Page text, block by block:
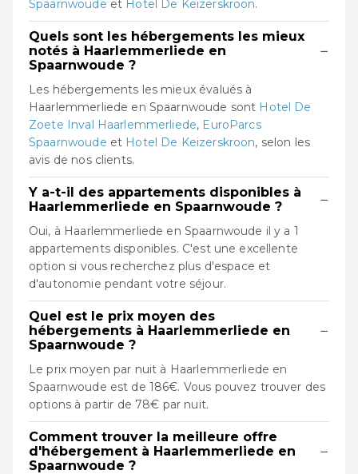
Spaarnwoude et Hotel De Keizerskroon.
Quels sont les hébergements les mieux
notés à Haarlemmerliede en
Spaarnwoude ?
−
Les hébergements les mieux évalués à
Haarlemmerliede en Spaarnwoude sont Hotel De
Zoete Inval Haarlemmerliede, EuroParcs
Spaarnwoude et Hotel De Keizerskroon, selon les
avis de nos clients.
Y a-t-il des appartements disponibles à
Haarlemmerliede en Spaarnwoude ?
−
Oui, à Haarlemmerliede en Spaarnwoude il y a 1
appartements disponibles. C'est une excellente
option si vous recherchez plus d'espace et
d'autonomie pendant votre séjour.
Quel est le prix moyen des
hébergements à Haarlemmerliede en
Spaarnwoude ?
−
Le prix moyen par nuit à Haarlemmerliede en
Spaarnwoude est de 186€. Vous pouvez trouver des
options à partir de 78€ par nuit.
Comment trouver la meilleure offre
d'hébergement à Haarlemmerliede en
Spaarnwoude ?
−